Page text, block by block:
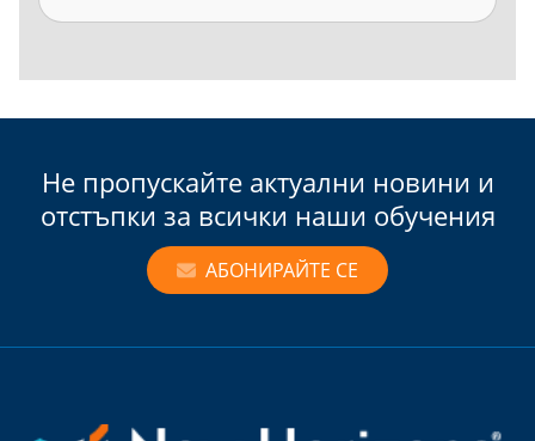
Не пропускайте актуални новини и
отстъпки за всички наши обучения
АБОНИРАЙТЕ СЕ